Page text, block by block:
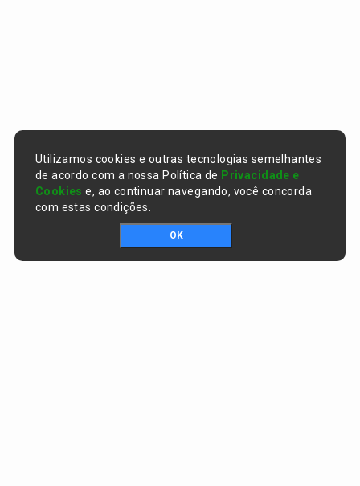
Utilizamos cookies e outras tecnologias semelhantes
de acordo com a nossa Política de Privacidade e
Cookies e, ao continuar navegando, você concorda
com estas condições.
OK